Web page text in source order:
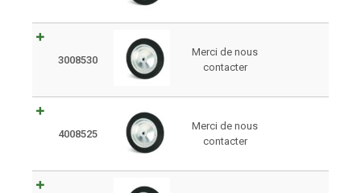
3008530
Merci de nous
contacter
4008525
Merci de nous
contacter